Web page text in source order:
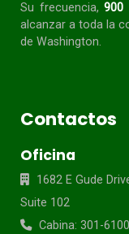
Su frecuencia, 900
alcanzar a toda la
de Washington.
Contactos
Oficina
1682 E Gude
Suite 102
Cabina: 301-